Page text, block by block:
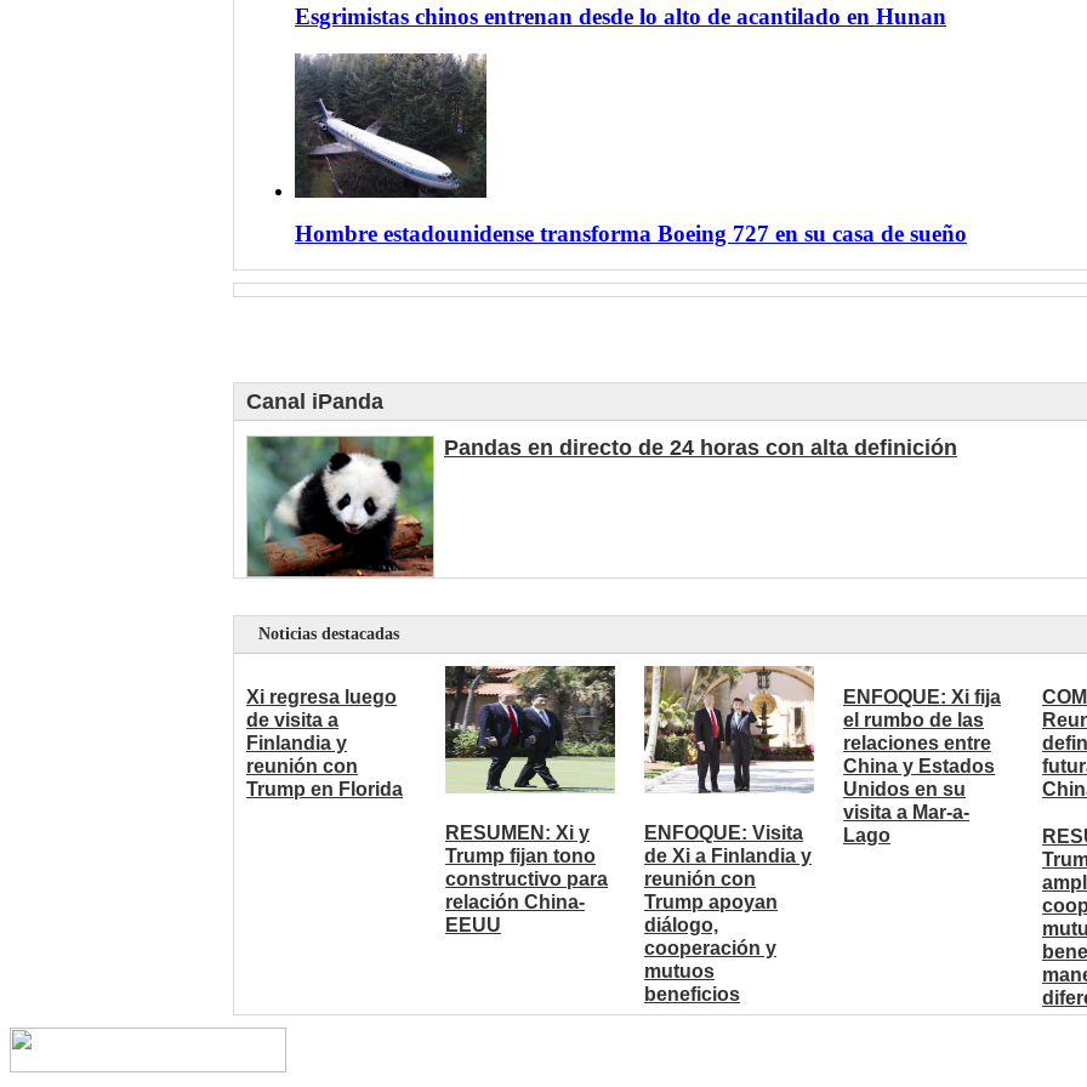
Esgrimistas chinos entrenan desde lo alto de acantilado en Hunan
Hombre estadounidense transforma Boeing 727 en su casa de sueño
Canal iPanda
Pandas en directo de 24 horas con alta definición
Noticias destacadas
Xi regresa luego
de visita a
Finlandia y
reunión con
Trump en Florida
RESUMEN: Xi y
Trump fijan tono
constructivo para
relación China-
EEUU
ENFOQUE: Visita
de Xi a Finlandia y
reunión con
Trump apoyan
diálogo,
cooperación y
mutuos
beneficios
ENFOQUE: Xi fija
el rumbo de las
relaciones entre
China y Estados
Unidos en su
visita a Mar-a-
Lago